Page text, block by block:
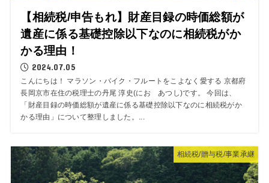
【相続税/申告もれ】財産目録の時価総額が
遺産に係る基礎控除以下なのに相続税がか
かる理由！
2024.07.05
こんにちは！ マラソン・バイク・フルートをこよなく愛する 京都府
長岡京市在住の税理士の丹尾 淳史(にお あつし)です。 今回は、
「財産目録の時価総額が遺産に係る基礎控除以下なのに相続税がか
かる理由」について整理しました。...
相続税/贈与税/事業承継